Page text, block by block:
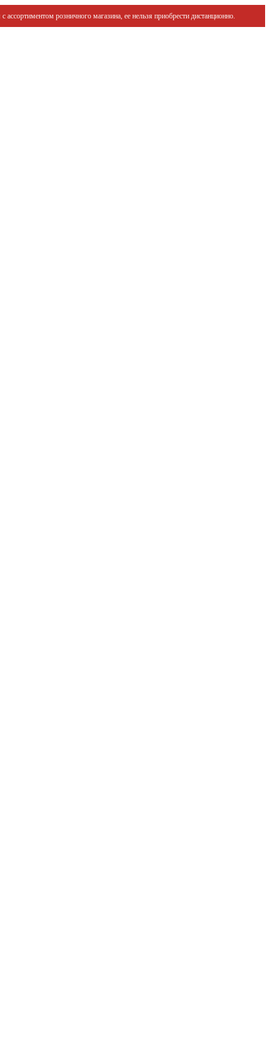
розничного магазина, ее нельзя приобрести дистанционно.